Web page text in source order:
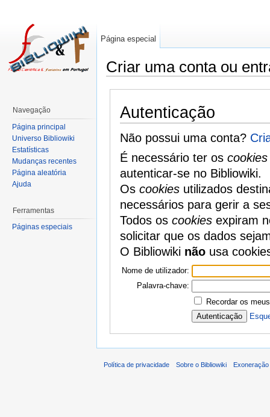
Criar uma conta ou
Autenticação
Não possui uma conta?
É necessário ter os cookies
autenticar-se no Bibliowiki.
Os cookiesutilizados
necessários para gerir a
Todos os cookiesexpiram
solicitar que os dados
O Bibliowiki nãousa
Nome de utilizador:
Palavra-chave:
Recordar os
Página especial
Navegação
Página principal
Universo Bibliowiki
Estatísticas
Mudanças recentes
Página aleatória
Ajuda
Ferramentas
Páginas especiais
Política de privacidade Sobre o Bibliowiki